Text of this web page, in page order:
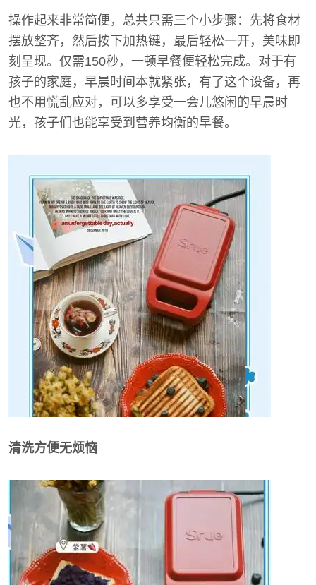
操作起来非常简便，总共只需三个小步骤：先将食材
摆放整齐，然后按下加热键，最后轻松一开，美味即
刻呈现。仅需150秒，一顿早餐便轻松完成。对于有
孩子的家庭，早晨时间本就紧张，有了这个设备，再
也不用慌乱应对，可以多享受一会儿悠闲的早晨时
光，孩子们也能享受到营养均衡的早餐。
清洗方便无烦恼